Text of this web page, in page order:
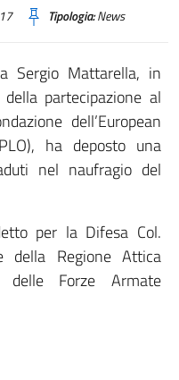
Tipologia:News
Sergio Mattarella, in
partecipazione al
dell’European
ha deposto una
nel naufragio del
per la Difesa Col.
della Regione Attica
delle Forze Armate